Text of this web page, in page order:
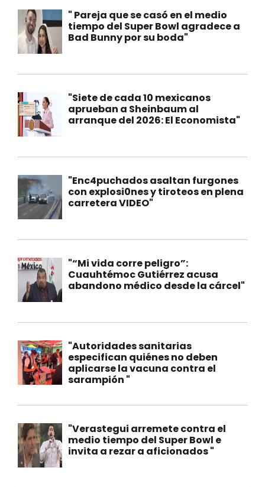
" Pareja que se casó en el medio
tiempo del Super Bowl agradece a
Bad Bunny por su boda"
"Siete de cada 10 mexicanos
aprueban a Sheinbaum al
arranque del 2026: El Economista"
"Enc4puchados asaltan furgones
con explosi0nes y tiroteos en plena
carretera VIDEO"
"“Mi vida corre peligro”:
Cuauhtémoc Gutiérrez acusa
abandono médico desde la cárcel"
"Autoridades sanitarias
especifican quiénes no deben
aplicarse la vacuna contra el
sarampión "
"Verastegui arremete contra el
medio tiempo del Super Bowl e
invita a rezar a aficionados "